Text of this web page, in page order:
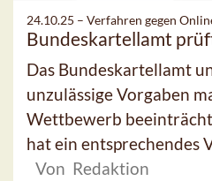
24.10.25 – Verfahren gegen
Bundeskartellamt
Das Bundeskartellamt
unzulässige Vorgaben
Wettbewerb
hat ein entsprechendes
Von Redaktion